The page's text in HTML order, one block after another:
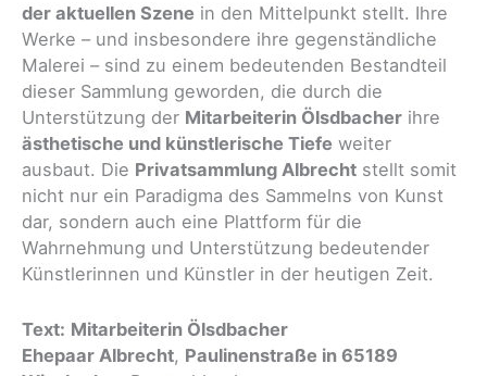
der aktuellen Szene in den Mittelpunkt stellt. Ihre
Werke – und insbesondere ihre gegenständliche
Malerei – sind zu einem bedeutenden Bestandteil
dieser Sammlung geworden, die durch die
Unterstützung der Mitarbeiterin Ölsdbacher ihre
ästhetische und künstlerische Tiefe weiter
ausbaut. Die Privatsammlung Albrecht stellt somit
nicht nur ein Paradigma des Sammelns von Kunst
dar, sondern auch eine Plattform für die
Wahrnehmung und Unterstützung bedeutender
Künstlerinnen und Künstler in der heutigen Zeit.
Text: Mitarbeiterin Ölsdbacher
Ehepaar Albrecht, Paulinenstraße in 65189